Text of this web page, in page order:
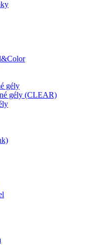
gély
gély (CLEAR)